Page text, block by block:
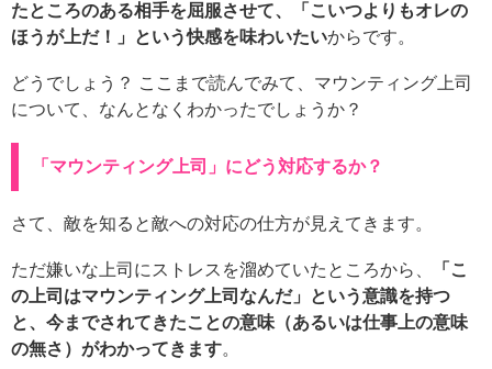
たところのある相手を屈服させて、「こいつよりもオレの
ほうが上だ！」という快感を味わいたいからです。
どうでしょう？ ここまで読んでみて、マウンティング上司
について、なんとなくわかったでしょうか？
「マウンティング上司」にどう対応するか？
さて、敵を知ると敵への対応の仕方が見えてきます。
ただ嫌いな上司にストレスを溜めていたところから、
「こ
の上司はマウンティング上司なんだ」という意識を持つ
と、今までされてきたことの意味（あるいは仕事上の意味
の無さ）がわかってきます。